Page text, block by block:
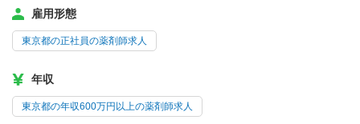
雇用形態
東京都の正社員の薬剤師求人
年収
東京都の年収600万円以上の薬剤師求人